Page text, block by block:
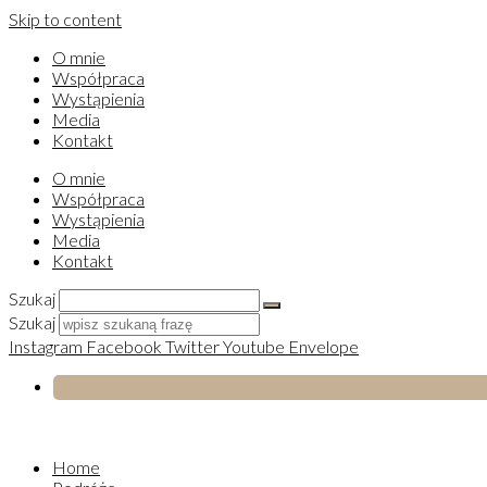
Skip to content
O mnie
Współpraca
Wystąpienia
Media
Kontakt
O mnie
Współpraca
Wystąpienia
Media
Kontakt
Szukaj
Szukaj
Instagram Facebook TwitterYoutube Envelope
Home